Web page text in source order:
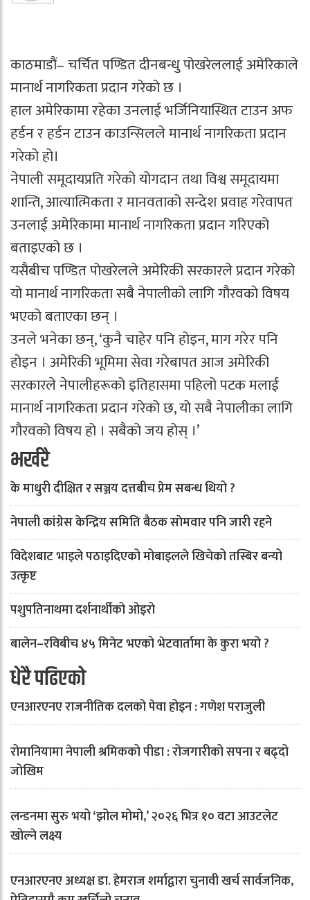
काठमाडौं– चर्चित पण्डित दीनबन्धु पोखरेललाई अमेरिकाले
मानार्थ नागरिकता प्रदान गरेको छ ।
हाल अमेरिकामा रहेका उनलाई भर्जिनियास्थित टाउन अफ
हर्डन र हर्डन टाउन काउन्सिलले मानार्थ नागरिकता प्रदान
गरेको हो।
नेपाली समूदायप्रति गरेको योगदान तथा विश्व समूदायमा
शान्ति, आत्यात्मिकता र मानवताको सन्देश प्रवाह गरेवापत
उनलाई अमेरिकामा मानार्थ नागरिकता प्रदान गरिएको
बताइएको छ ।
यसैबीच पण्डित पोखरेलले अमेरिकी सरकारले प्रदान गरेको
यो मानार्थ नागरिकता सबै नेपालीको लागि गौरवको विषय
भएको बताएका छन् ।
उनले भनेका छन्, ‘कुनै चाहेर पनि होइन, माग गरेर पनि
होइन । अमेरिकी भूमिमा सेवा गरेबापत आज अमेरिकी
सरकारले नेपालीहरूको इतिहासमा पहिलो पटक मलाई
मानार्थ नागरिकता प्रदान गरेको छ, यो सबै नेपालीका लागि
गौरवको विषय हो । सबैको जय होस् ।’
भर्खरै
के माधुरी दीक्षित र सञ्जय दत्तबीच प्रेम सबन्ध थियो ?
नेपाली कांग्रेस केन्द्रिय समिति बैठक साेमवार पनि जारी रहने
विदेशबाट भाइले पठाइदिएको मोबाइलले खिचेको तस्बिर बन्यो
उत्कृष्ट
पशुपतिनाथमा दर्शनार्थीको ओइरो
बालेन–रविबीच ४५ मिनेट भएको भेटवार्तामा के कुरा भयो ?
धेरै पढिएको
एनआरएनए राजनीतिक दलको पेवा होइन : गणेश पराजुली
रोमानियामा नेपाली श्रमिकको पीडा : रोजगारीको सपना र बढ्दो
जोखिम
लन्डनमा सुरु भयो ‘झोल मोमो,’ २०२६ भित्र १० वटा आउटलेट
खोल्ने लक्ष्य
एनआरएनए अध्यक्ष डा. हेमराज शर्माद्वारा चुनावी खर्च सार्वजनिक,